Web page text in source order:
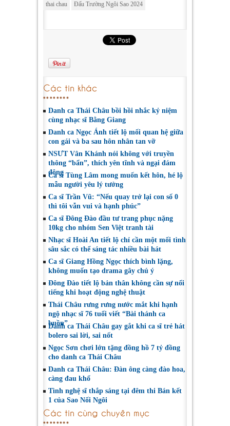
thai chau Đấu Trường Ngôi Sao 2024
Các tin khác
Danh ca Thái Châu bồi hồi nhắc kỷ niệm
cùng nhạc sĩ Bằng Giang
Danh ca Ngọc Ánh tiết lộ mối quan hệ giữa
con gái và ba sau hôn nhân tan vỡ
NSƯT Vân Khánh nói không với truyền
thông “bẩn”, thích yên tĩnh và ngại đám
đông
Ca sĩ Tùng Lâm mong muốn kết hôn, hé lộ
mẫu người yêu lý tưởng
Ca sĩ Trần Vũ: “Nếu quay trở lại con số 0
thì tôi vẫn vui và hạnh phúc”
Ca sĩ Đông Đào đầu tư trang phục nặng
10kg cho nhóm Sen Việt tranh tài
Nhạc sĩ Hoài An tiết lộ chỉ cần một mối tình
sâu sắc có thể sáng tác nhiều bài hát
Ca sĩ Giang Hồng Ngọc thích bình lặng,
không muốn tạo drama gây chú ý
Đông Đào tiết lộ bản thân không cần sự nổi
tiếng khi hoạt động nghệ thuật
Thái Châu rưng rưng nước mắt khi hạnh
ngộ nhạc sĩ 76 tuổi viết “Bài thánh ca
buồn”
Danh ca Thái Châu gay gắt khi ca sĩ trẻ hát
bolero sai lời, sai nốt
Ngọc Sơn chơi lớn tặng đồng hồ 7 tỷ đồng
cho danh ca Thái Châu
Danh ca Thái Châu: Đàn ông càng đào hoa,
càng đau khổ
Tình nghệ sĩ thắp sáng tại đêm thi Bán kết
1 của Sao Nối Ngôi
Các tin cùng chuyên mục